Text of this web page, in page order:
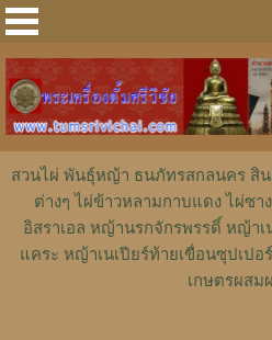
สวนไผ่ พันธุ์หญ้า ธนภัทรสกลนคร สิ
ต่างๆ ไผ่ข้าวหลามกาบแดง ไผ่ซ
อิสราเอล หญ้านรกจักรพรรดิ์ หญ้าเ
แคระ หญ้าเนเปียร์ท้ายเขื่อนซุปเปอ
เกษตรผสม